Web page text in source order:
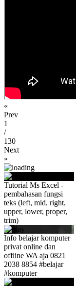
«
Prev
1
/
130
Next
»
Tutorial Ms Excel -
pembahasan fungsi
teks (left, mid, right,
upper, lower, proper,
trim)
Info belajar komputer
privat online dan
offline WA aja 0821
2038 8854 #belajar
#komputer